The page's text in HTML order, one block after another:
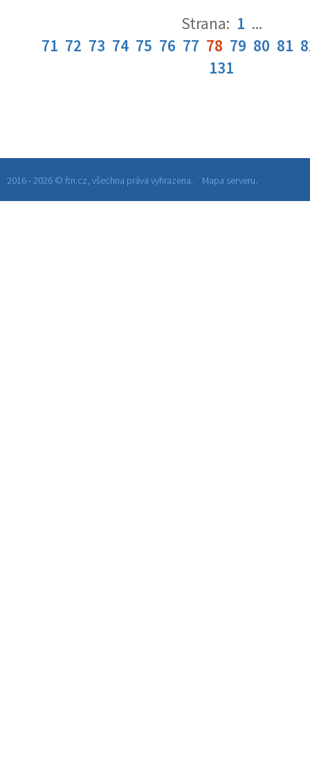
Strana: 1 ...
71 72 73 74 75 76 77 78 79 80 81
131
2016 - 2026 © ftn.cz, všechna práva vyhrazena. Mapa serveru.